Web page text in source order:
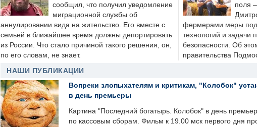
сообщил, что получил уведомление
миграционной службы об
аннулировании вида на жительство. Его вместе с
семьей в ближайшее время должны депортировать
из России. Что стало причиной такого решения, он,
по его словам, не знает.
поля
фермерами меры
технологий и задачи
безопасности. Об
правительства
НАШИ ПУБЛИКАЦИИ
Вопреки злопыхателям и критикам, "Колобок"
в день премьеры
Картина "Последний богатырь. Колобок" в день
по кассовым сборам. Фильм к 19.00 мск первого дня